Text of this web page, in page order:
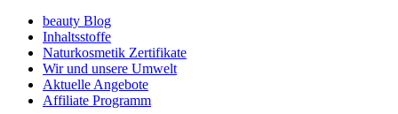
beauty Blog
Inhaltsstoffe
Naturkosmetik Zertifikate
Wir und unsere Umwelt
Aktuelle Angebote
Affiliate Programm